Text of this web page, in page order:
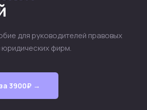
для руководителей правовых
фирм.
3900₽ →